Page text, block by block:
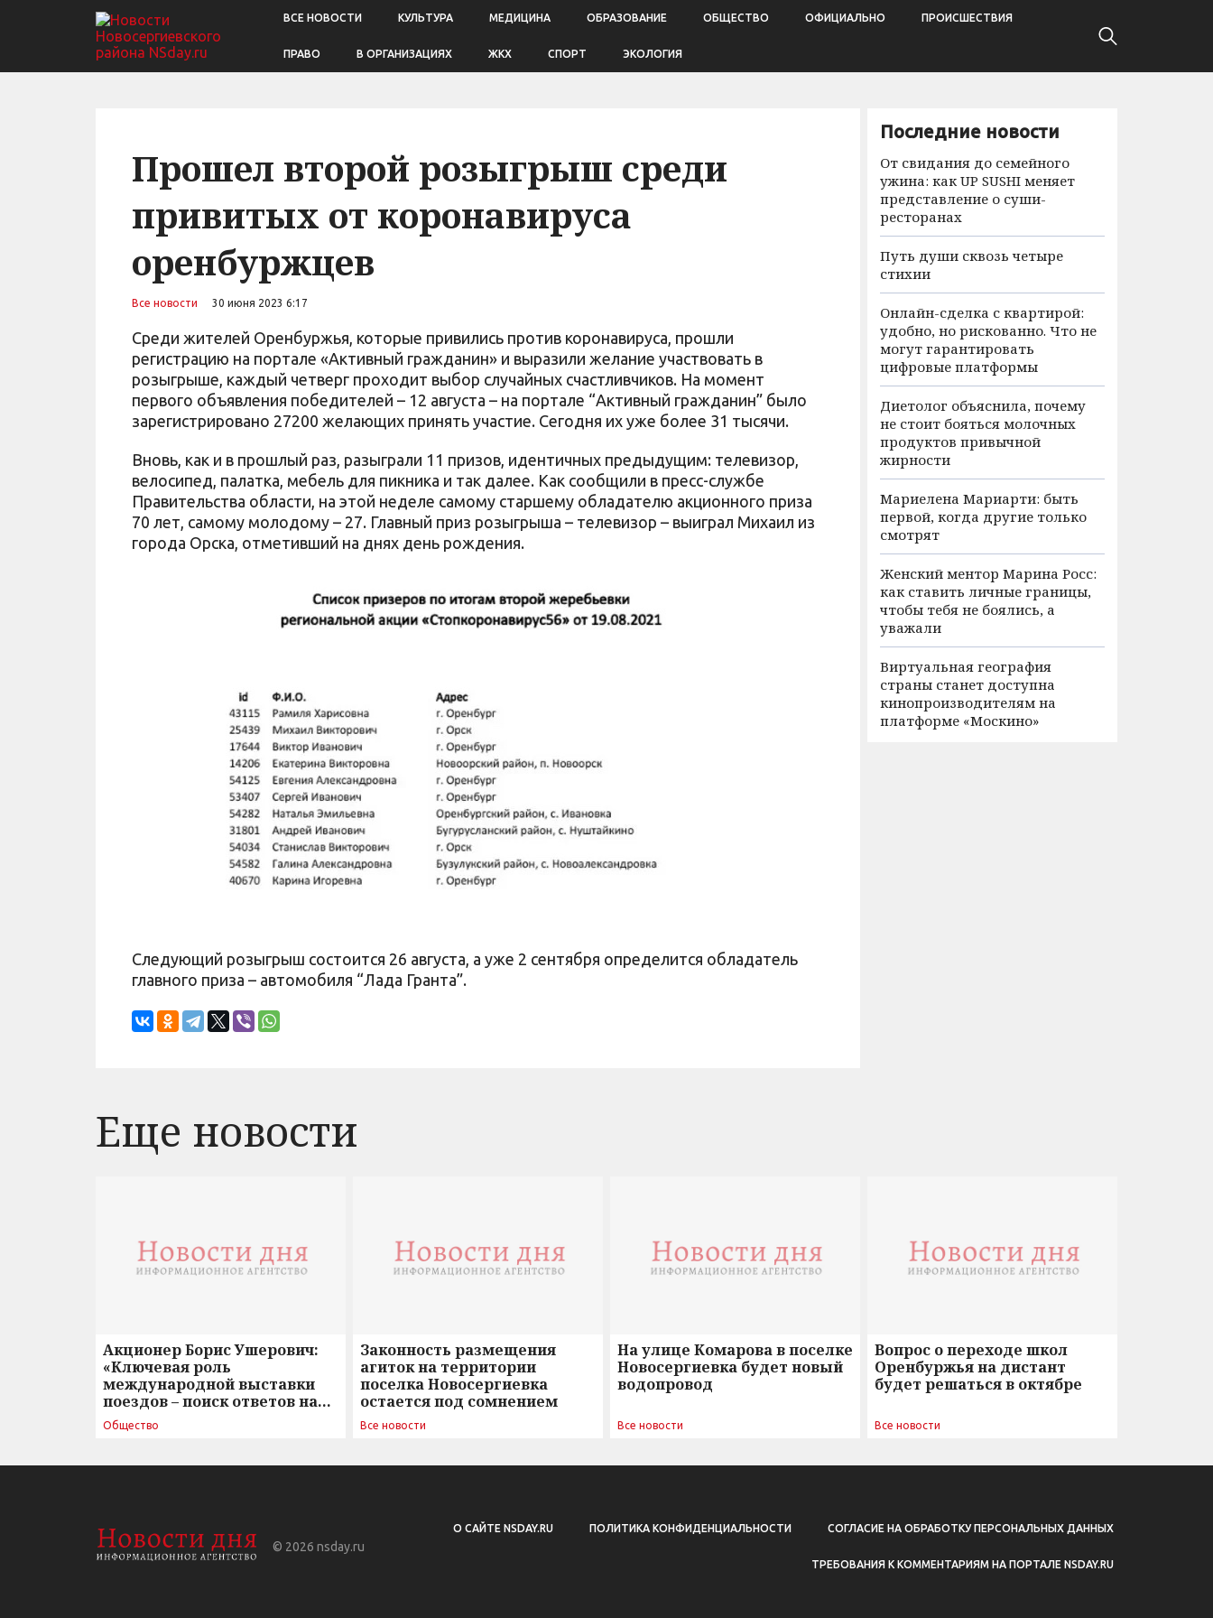
ВСЕ НОВОСТИ КУЛЬТУРА МЕДИЦИНА ОБРАЗОВАНИЕ ОБЩЕСТВО ОФИЦИАЛЬНО ПРОИСШЕСТВИЯ
ПРАВО В ОРГАНИЗАЦИЯХ ЖКХ СПОРТ ЭКОЛОГИЯ
Прошел второй розыгрыш среди
привитых от коронавируса
оренбуржцев
Все новости 30 июня 2023 6:17
Среди жителей Оренбуржья, которые привились против коронавируса, прошли
регистрацию на портале «Активный гражданин» и выразили желание участвовать в
розыгрыше, каждый четверг проходит выбор случайных счастливчиков. На момент
первого объявления победителей – 12 августа – на портале “Активный гражданин” было
зарегистрировано 27200 желающих принять участие. Сегодня их уже более 31 тысячи.
Вновь, как и в прошлый раз, разыграли 11 призов, идентичных предыдущим: телевизор,
велосипед, палатка, мебель для пикника и так далее. Как сообщили в пресс-службе
Правительства области, на этой неделе самому старшему обладателю акционного приза
70 лет, самому молодому – 27. Главный приз розыгрыша – телевизор – выиграл Михаил из
города Орска, отметивший на днях день рождения.
Следующий розыгрыш состоится 26 августа, а уже 2 сентября определится обладатель
главного приза – автомобиля “Лада Гранта”.
Последние новости
От свидания до семейного
ужина: как UP SUSHI меняет
представление о суши-
ресторанах
Путь души сквозь четыре
стихии
Онлайн-сделка с квартирой:
удобно, но рискованно. Что не
могут гарантировать
цифровые платформы
Диетолог объяснила, почему
не стоит бояться молочных
продуктов привычной
жирности
Мариелена Мариарти: быть
первой, когда другие только
смотрят
Женский ментор Марина Росс:
как ставить личные границы,
чтобы тебя не боялись, а
уважали
Виртуальная география
страны станет доступна
кинопроизводителям на
платформе «Москино»
Еще новости
Акционер Борис Ушерович:
«Ключевая роль
международной выставки
поездов – поиск ответов на
вызовы времени»
Общество
Законность размещения
агиток на территории
поселка Новосергиевка
остается под сомнением
Все новости
На улице Комарова в поселке
Новосергиевка будет новый
водопровод
Все новости
Вопрос о переходе школ
Оренбуржья на дистант
будет решаться в октябре
Все новости
© 2026 nsday.ru
О САЙТЕ NSDAY.RU ПОЛИТИКА КОНФИДЕНЦИАЛЬНОСТИ СОГЛАСИЕ НА ОБРАБОТКУ ПЕРСОНАЛЬНЫХ ДАННЫХ
ТРЕБОВАНИЯ К КОММЕНТАРИЯМ НА ПОРТАЛЕ NSDAY.RU